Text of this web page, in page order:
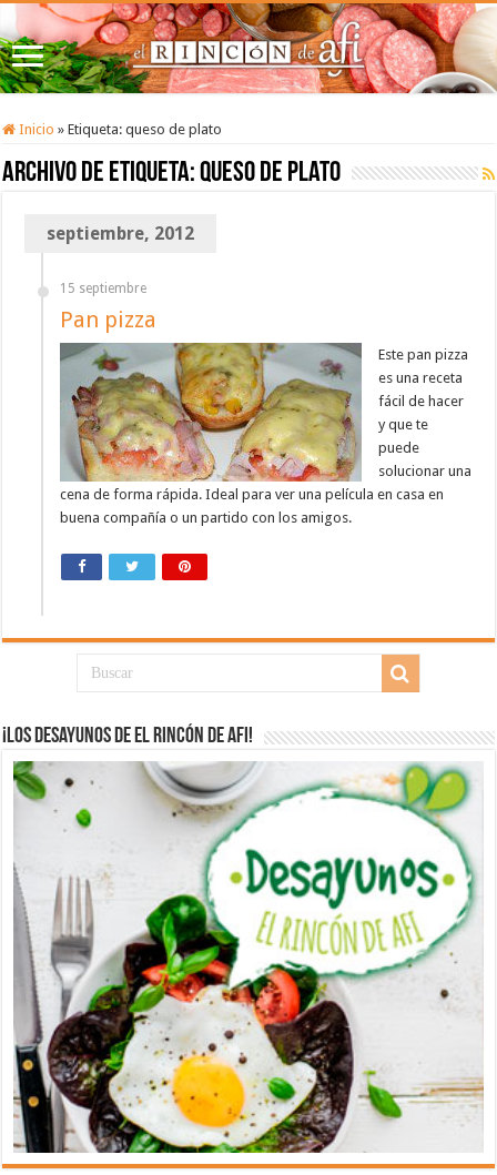
Inicio » Etiqueta:queso de plato
Archivo de etiqueta:queso de plato
septiembre, 2012
15 septiembre
Pan pizza
Este pan pizza
es una receta
fácil de hacer
y que te
puede
solucionar una
cena de forma rápida. Ideal para ver una película en casa en
buena compañía o un partido con los amigos.
¡Los desayunos de El Rincón de Afi!